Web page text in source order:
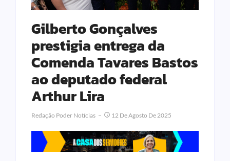
Gilberto Gonçalves
prestigia entrega da
Comenda Tavares Bastos
ao deputado federal
Arthur Lira
Redação Poder Notícias 12 De Agosto De 2025